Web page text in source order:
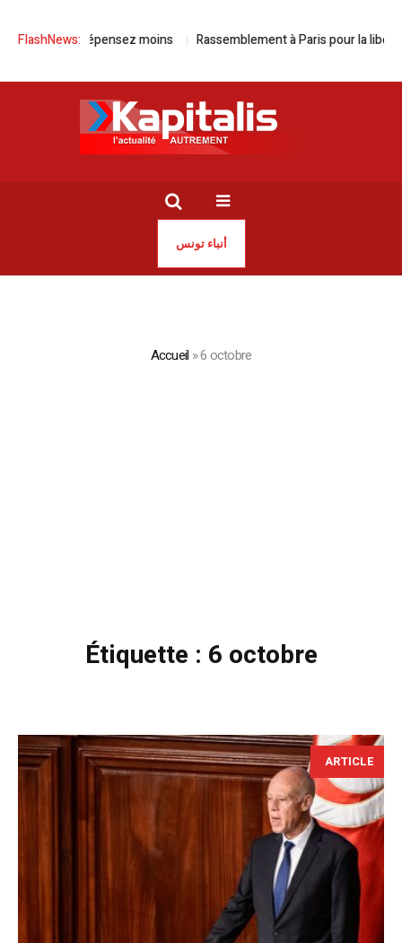
FlashNews:moins Rassemblement à Paris pour la libération de
أنباء تونس
Accueil »6 octobre
Étiquette : 6 octobre
ARTICLE